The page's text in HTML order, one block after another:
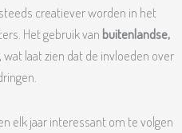
creatiever worden in het
Het gebruik van buitenlandse,
laat zien dat de invloeden over
elk jaar interessant om te volgen